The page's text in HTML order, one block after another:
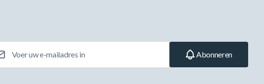
Abonneren